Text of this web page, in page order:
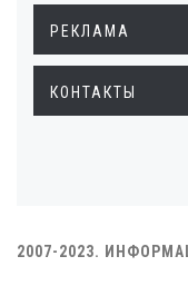
РЕКЛАМА
КОНТАКТЫ
2007-2023.